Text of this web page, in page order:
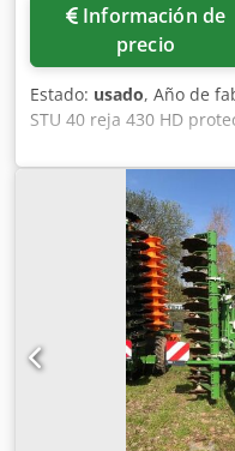
Información de
precio
Estado: usado, Año de
STU 40 reja 430 HD
SEGURIDAD / Dedpfx